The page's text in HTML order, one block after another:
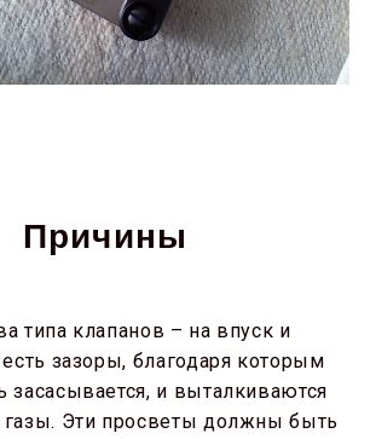
Причины
типа клапанов – на впуск и
зазоры, благодаря которым
засасывается, и выталкиваются
газы. Эти просветы должны быть